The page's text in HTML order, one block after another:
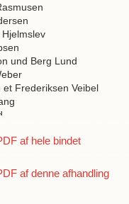
und Berg Lund
et Frederiksen Veibel
af hele bindet
af denne afhandling